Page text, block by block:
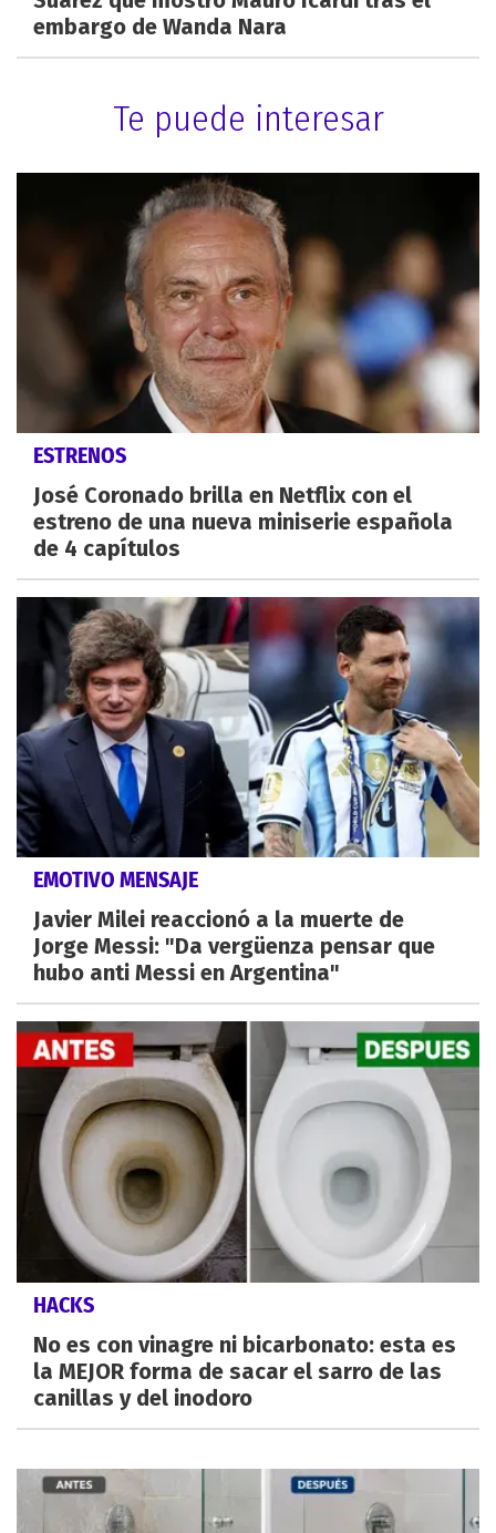
embargo de Wanda Nara
Te puede interesar
ESTRENOS
José Coronado brilla en Netflix con el
estreno de una nueva miniserie española
de 4 capítulos
EMOTIVO MENSAJE
Javier Milei reaccionó a la muerte de
Jorge Messi: "Da vergüenza pensar que
hubo anti Messi en Argentina"
HACKS
No es con vinagre ni bicarbonato: esta es
la MEJOR forma de sacar el sarro de las
canillas y del inodoro